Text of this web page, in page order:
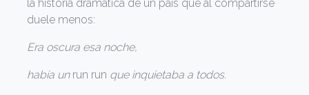
la historia dramática de un país que al compartirse
duele menos:
Era oscura esa noche,
había un run run que inquietaba a todos.